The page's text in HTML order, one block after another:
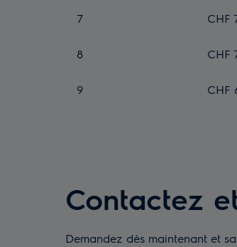
7 CHF
8 CHF
9 CHF
Contactez
Demandez dès maintenant et